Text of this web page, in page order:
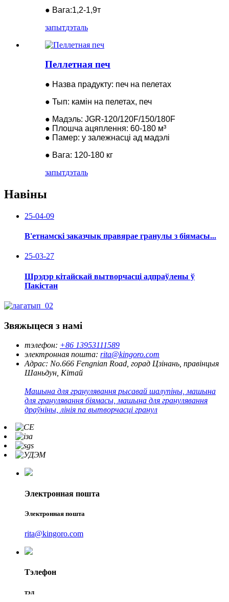
● Вага:1,2-1,9т
запытдэталь
Пеллетная печ
● Назва прадукту: печ на пелетах
● Тып: камін на пелетах, печ
● Мадэль: JGR-120/120F/150/180F
● Плошча ацяплення: 60-180 м³
● Памер: у залежнасці ад мадэлі
● Вага: 120-180 кг
запытдэталь
Навіны
25-04-09
В'етнамскі заказчык правярае гранулы з біямасы...
25-03-27
Шрэдэр кітайскай вытворчасці адпраўлены ў
Пакістан
Звяжыцеся з намі
тэлефон: +86 13953111589
электронная пошта: rita@kingoro.com
Адрас: No.666 Fengnian Road, горад Цзінань, правінцыя
Шаньдун, Кітай
Машына для гранулявання рысавай шалупіны, машына
для гранулявання біямасы, машына для гранулявання
драўніны, лінія па вытворчасці гранул
Электронная пошта
Электронная пошта
rita@kingoro.com
Тэлефон
тэл